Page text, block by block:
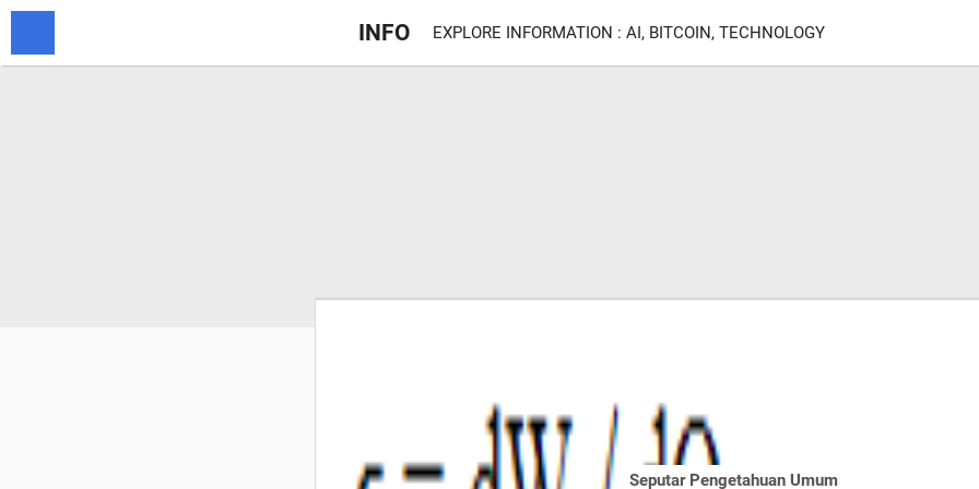
INFO EXPLORE INFORMATION : AI, BITCOIN, TECHNOLOGY
Seputar Pengetahuan Umum